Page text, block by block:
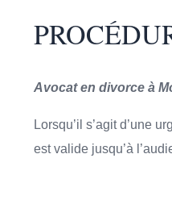
Avocat en divorce à
Lorsqu’il s’agit d’une
est valide jusqu’à